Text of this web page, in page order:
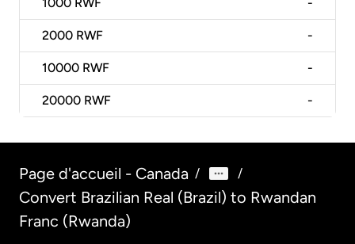
1000 RWF -
2000 RWF -
10000 RWF -
20000 RWF -
Page d'accueil - Canada / /
Convert Brazilian Real (Brazil) to Rwandan
Franc (Rwanda)